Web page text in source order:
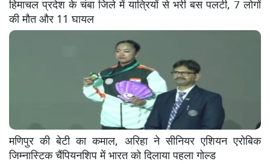
की मौत और 11 घायल
मणिपुर की बेटी का कमाल, अरिहा ने सीनियर एशियन एरोबिक
जिम्नास्टिक चैंपियनशिप में भारत को दिलाया पहला गोल्ड